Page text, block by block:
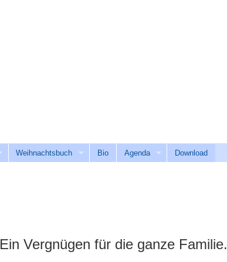
Weihnachtsbuch Bio Agenda Download
Ein Vergnügen für die ganze Familie.